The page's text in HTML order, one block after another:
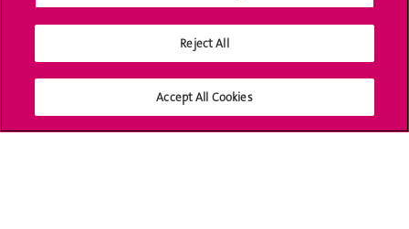
Bibliothèque
Médias sociaux UNIGE
Reject All
Accept All Cookies